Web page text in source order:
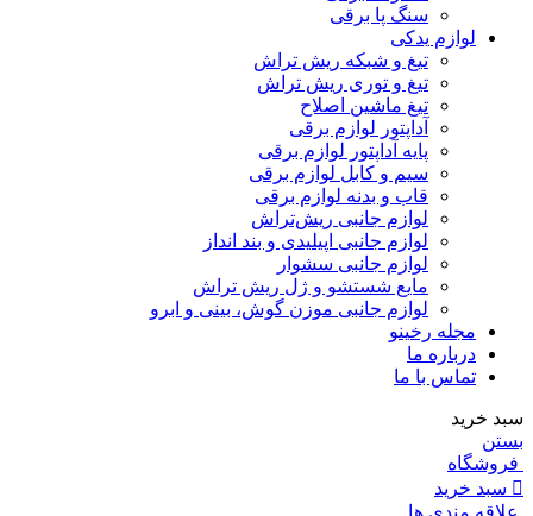
سنگ پا برقی
لوازم یدکی
تیغ و شبکه ریش تراش
تیغ و توری ریش تراش
تیغ ماشین اصلاح
آداپتور لوازم برقی
پایه آداپتور لوازم برقی
سیم و کابل لوازم برقی
قاب و بدنه لوازم برقی
لوازم جانبی ریش‌تراش
لوازم جانبی اپیلیدی و بند انداز
لوازم جانبی سشوار
مایع شستشو و ژل ریش تراش
لوازم جانبی موزن گوش، بینی و ابرو
مجله رخینو
درباره ما
تماس با ما
سبد خرید
بستن
فروشگاه
سبد خرید